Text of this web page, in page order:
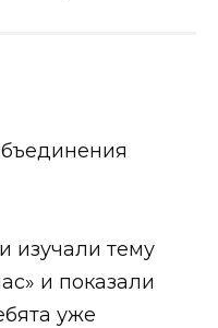
изучали тему
и показали
уже